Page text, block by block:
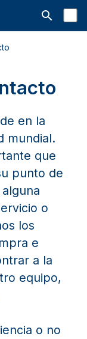
Abrir la
en la
mundial.
que
punto de
o
los
e
a la
equipo,
o no